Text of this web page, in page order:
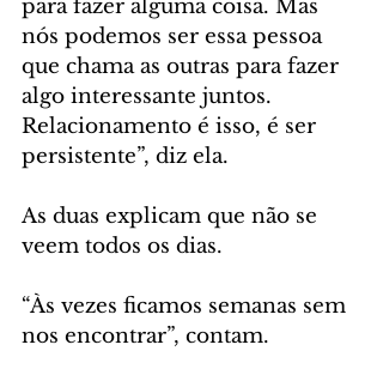
para fazer alguma coisa. Mas
nós podemos ser essa pessoa
que chama as outras para fazer
algo interessante juntos.
Relacionamento é isso, é ser
persistente”, diz ela.
As duas explicam que não se
veem todos os dias.
“Às vezes ficamos semanas sem
nos encontrar”, contam.